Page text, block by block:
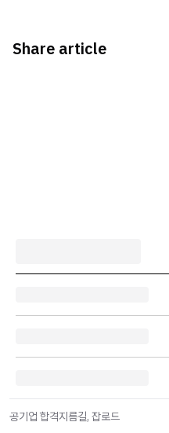
Share article
공기업 합격지름길, 잡로드